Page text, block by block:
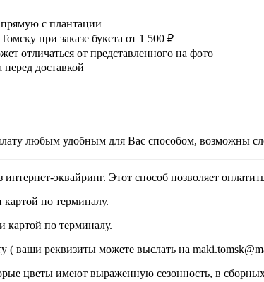
с плантации
при заказе букета от 1 500 ₽
отличаться от представленного на фото
доставкой
любым удобным для Вас способом, возможны
эквайринг. Этот способ позволяет
по терминалу.
по терминалу.
( ваши реквизиты можете выслать на
цветы имеют выраженную сезонность, в